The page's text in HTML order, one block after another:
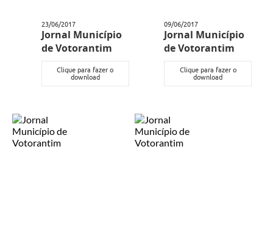
23/06/2017
Jornal Município
de Votorantim
Clique para fazer o
download
09/06/2017
Jornal Município
de Votorantim
Clique para fazer o
download